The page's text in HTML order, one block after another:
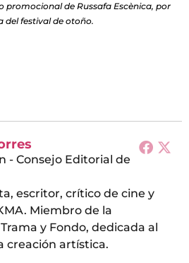
promocional de Russafa Escènica, por
del festival de otoño.
- Consejo Editorial de
escritor, crítico de cine y
Miembro de la
y Fondo, dedicada al
creación artística.